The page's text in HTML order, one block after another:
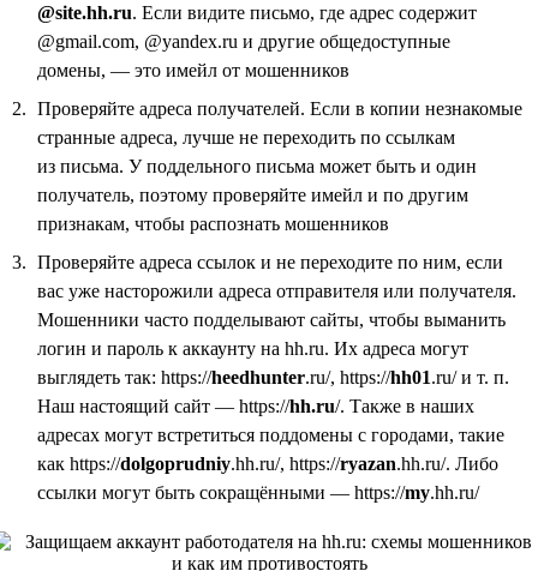
@site.hh.ru. Если видите письмо, где адрес содержит
@gmail.com, @yandex.ru и другие общедоступные
домены, — это имейл от мошенников
Проверяйте адреса получателей. Если в копии незнакомые
странные адреса, лучше не переходить по ссылкам
из письма. У поддельного письма может быть и один
получатель, поэтому проверяйте имейл и по другим
признакам, чтобы распознать мошенников
Проверяйте адреса ссылок и не переходите по ним, если
вас уже насторожили адреса отправителя или получателя.
Мошенники часто подделывают сайты, чтобы выманить
логин и пароль к аккаунту на hh.ru. Их адреса могут
выглядеть так: https://heedhunter.ru/, https://hh01.ru/ и т. п.
Наш настоящий сайт — https://hh.ru/. Также в наших
адресах могут встретиться поддомены с городами, такие
как https://dolgoprudniy.hh.ru/, https://ryazan.hh.ru/. Либо
ссылки могут быть сокращёнными — https://my.hh.ru/